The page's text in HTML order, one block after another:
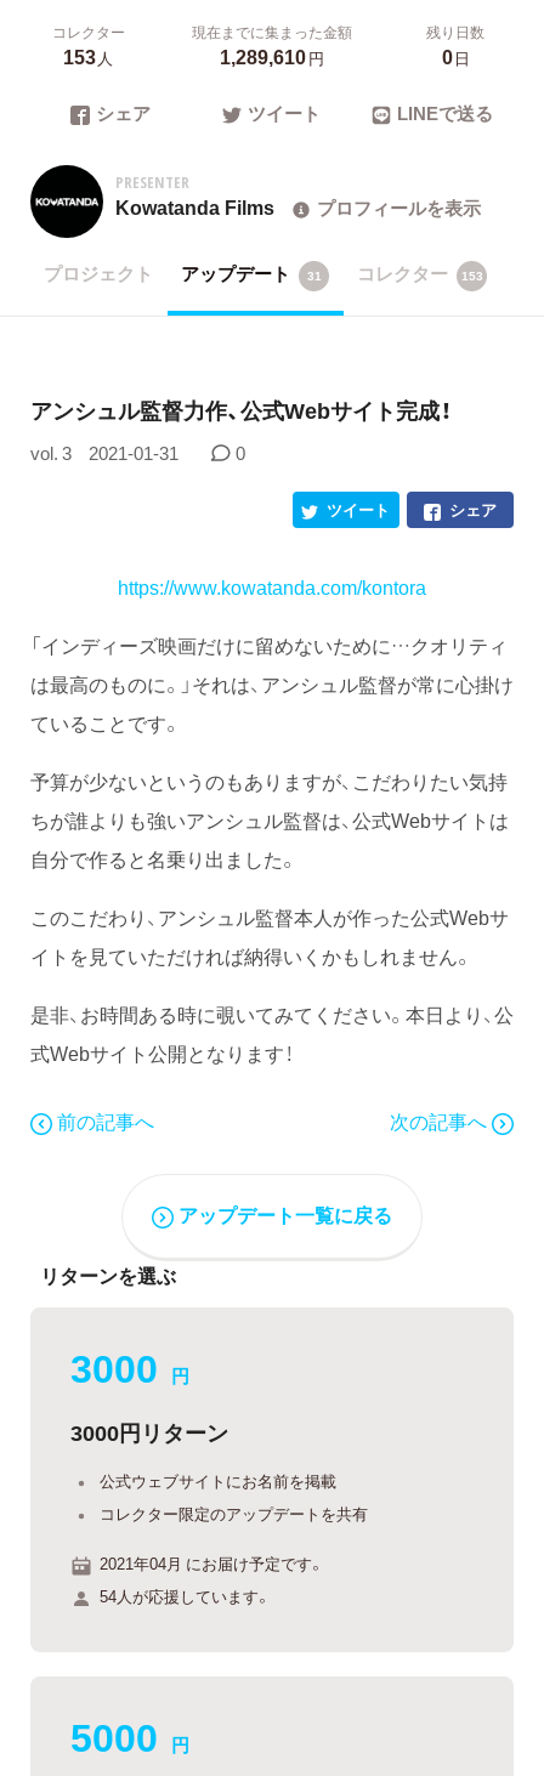
コレクター
153人
現在までに集まった金額
1,289,610円
残り日数
0日
シェア ツイート LINEで送る
PRESENTER
Kowatanda Films プロフィールを表示
プロジェクト アップデート 31 コレクター 153
アンシュル監督力作、公式Webサイト完成！
vol. 3 2021-01-31 0
シェア
ツイート
https://www.kowatanda.com/kontora
「インディーズ映画だけに留めないために…クオリティ
は最高のものに。」それは、アンシュル監督が常に心掛け
ていることです。
予算が少ないというのもありますが、こだわりたい気持
ちが誰よりも強いアンシュル監督は、公式Webサイトは
自分で作ると名乗り出ました。
このこだわり、アンシュル監督本人が作った公式Webサ
イトを見ていただければ納得いくかもしれません。
是非、お時間ある時に覗いてみてください。本日より、公
式Webサイト公開となります！
前の記事へ 次の記事へ
アップデート一覧に戻る
リターンを選ぶ
3000 円
3000円リターン
公式ウェブサイトにお名前を掲載
コレクター限定のアップデートを共有
2021年04月 にお届け予定です。
54人が応援しています。
5000 円